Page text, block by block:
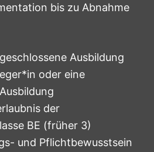
bis zu Abnahme
Ausbildung
oder eine
der
BE (früher 3)
und Pflichtbewusstsein